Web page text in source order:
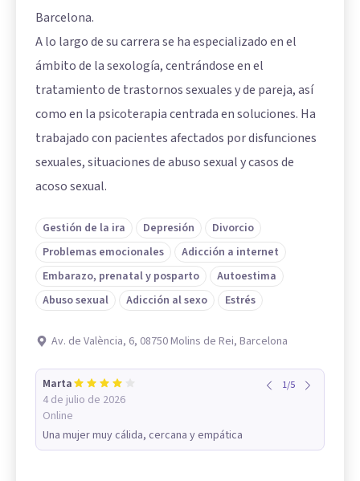
Barcelona.
A lo largo de su carrera se ha especializado en el
ámbito de la sexología, centrándose en el
tratamiento de trastornos sexuales y de pareja, así
como en la psicoterapia centrada en soluciones. Ha
trabajado con pacientes afectados por disfunciones
sexuales, situaciones de abuso sexual y casos de
acoso sexual.
Gestión de la ira Depresión
Divorcio
Problemas emocionales
Adicción a internet
Embarazo, prenatal y posparto
Autoestima
Abuso sexual
Adicción al sexo Estrés
Av. de València, 6, 08750 Molins de Rei, Barcelona
Marta
4 de julio de 2026
Online
1/5
Una mujer muy cálida, cercana y empática